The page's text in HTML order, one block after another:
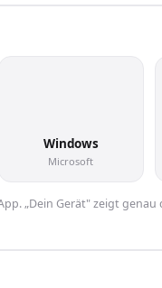
Windows
Microsoft
„Dein Gerät" zeigt genau